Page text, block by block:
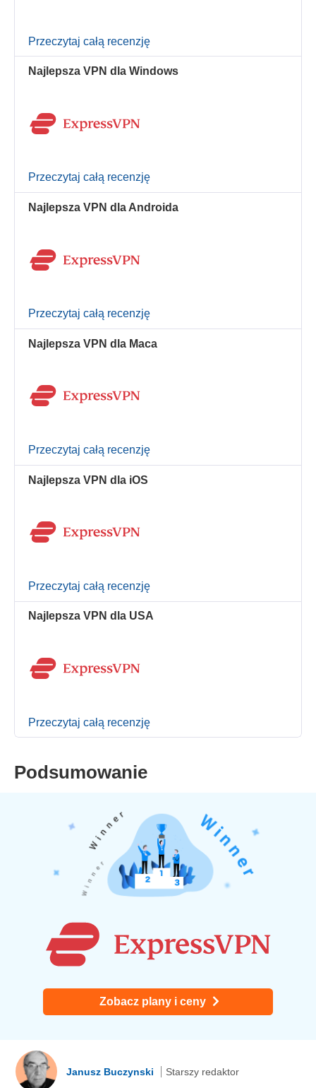
Przeczytaj całą recenzję
Najlepsza VPN dla Windows
Przeczytaj całą recenzję
Najlepsza VPN dla Androida
Przeczytaj całą recenzję
Najlepsza VPN dla Maca
Przeczytaj całą recenzję
Najlepsza VPN dla iOS
Przeczytaj całą recenzję
Najlepsza VPN dla USA
Przeczytaj całą recenzję
Podsumowanie
Zobacz plany i ceny
Janusz Buczynski Starszy redaktor